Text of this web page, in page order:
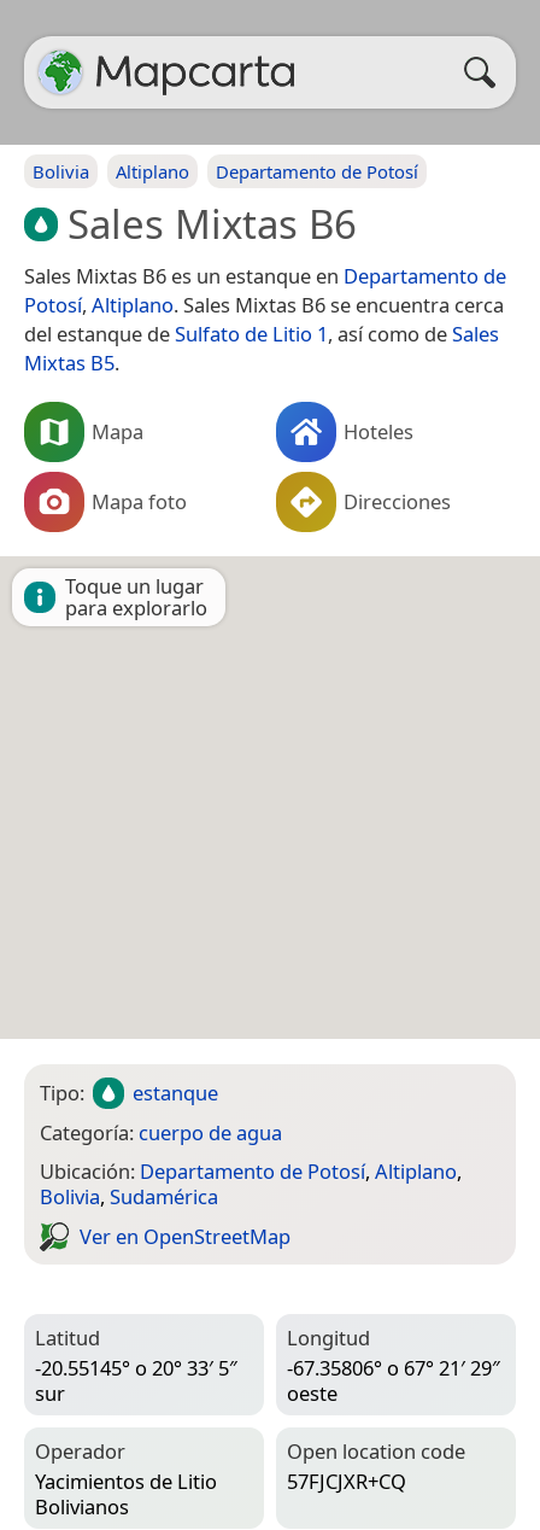
Bolivia Altiplano Departamento de Potosí
Sales Mixtas B6
Sales Mixtas B6 es un estanque en Departamento de
Potosí, Altiplano. Sales Mixtas B6 se encuentra cerca
del estanque deSulfato de Litio 1, así como deSales
Mixtas B5.
Mapa Hoteles
Mapa foto Direcciones
Toque un lugar
para explorarlo
Tipo:
estanque
Categoría: cuerpo de agua
Ubicación: Departamento de Potosí, Altiplano,
Bolivia, Sudamérica
Ver en Open­Street­Map
Latitud
-20.55145° o 20° 33′ 5″
sur
Longitud
-67.35806° o 67° 21′ 29″
oeste
Operador
Yacimientos de Litio
Bolivianos
Open location code
57FJCJXR+CQ